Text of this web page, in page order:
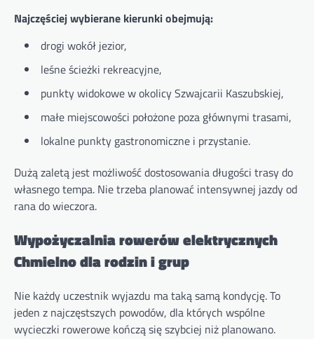
Najczęściej wybierane kierunki obejmują:
drogi wokół jezior,
leśne ścieżki rekreacyjne,
punkty widokowe w okolicy Szwajcarii Kaszubskiej,
małe miejscowości położone poza głównymi trasami,
lokalne punkty gastronomiczne i przystanie.
Dużą zaletą jest możliwość dostosowania długości trasy do
własnego tempa. Nie trzeba planować intensywnej jazdy od
rana do wieczora.
Wypożyczalnia rowerów elektrycznych
Chmielno dla rodzin i grup
Nie każdy uczestnik wyjazdu ma taką samą kondycję. To
jeden z najczęstszych powodów, dla których wspólne
wycieczki rowerowe kończą się szybciej niż planowano.